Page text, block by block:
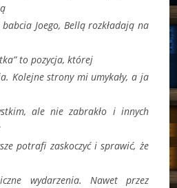
Joego, Bellą rozkładają na
to pozycja, której
Kolejne strony mi umykały, a ja
ale nie zabrakło i innych
potrafi zaskoczyć i sprawić, że
wydarzenia. Nawet przez